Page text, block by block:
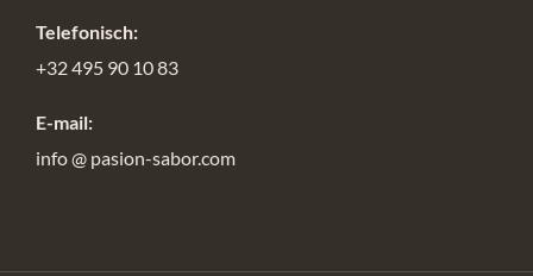
Telefonisch:
+32 495 90 10 83
E-mail:
info @ pasion-sabor.com